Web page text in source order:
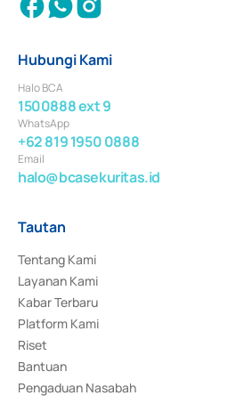
Hubungi Kami
Halo BCA
1500888 ext 9
WhatsApp
+62 819 1950 0888
Email
halo@bcasekuritas.id
Tautan
Tentang Kami
Layanan Kami
Kabar Terbaru
Platform Kami
Riset
Bantuan
Pengaduan Nasabah